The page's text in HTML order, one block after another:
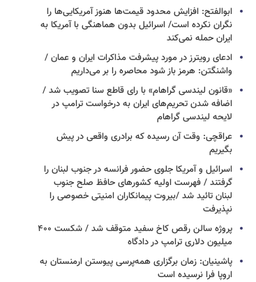
ابوالفتح: افزایش محدود قیمت‌ها هنوز آمریکایی‌ها را
نگران نکرده است/ اسرائیل بدون هماهنگی با آمریکا به
ایران حمله نمی‌کند
ادعای رویترز در مورد پیشرفت مذاکرات ایران و عمان /
واشنگتن: هرمز باز شود محاصره را بر می‌داریم
«قانون لیندسی گراهام» با رای قاطع سنا تصویب شد /
اضافه شدن تحریم‌های ایران به درخواست ترامپ در
لایحه لیندسی گراهام
عراقچی: وقت آن رسیده که برادری واقعی در پیش
بگیریم
اسرائیل و آمریکا جلوی حضور فرانسه در جنوب لبنان را
گرفتند / فهرست اولیه کشورهای حافظ صلح جنوب
لبنان تائید شد /بیروت پیمانکاران امنیتی خصوصی را
نپذیرفت
پروژه سالن رقص کاخ سفید متوقف شد / شکست ۴۰۰
میلیون دلاری ترامپ در دادگاه
پاشینیان: زمان برگزاری همه‌پرسی پیوستن ارمنستان به
اروپا فرا نرسیده است